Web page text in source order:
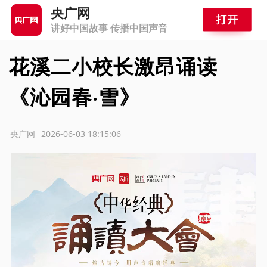
央广网
讲好中国故事 传播中国声音
花溪二小校长激昂诵读
《沁园春·雪》
2026-06-03 18:15:06
央广网